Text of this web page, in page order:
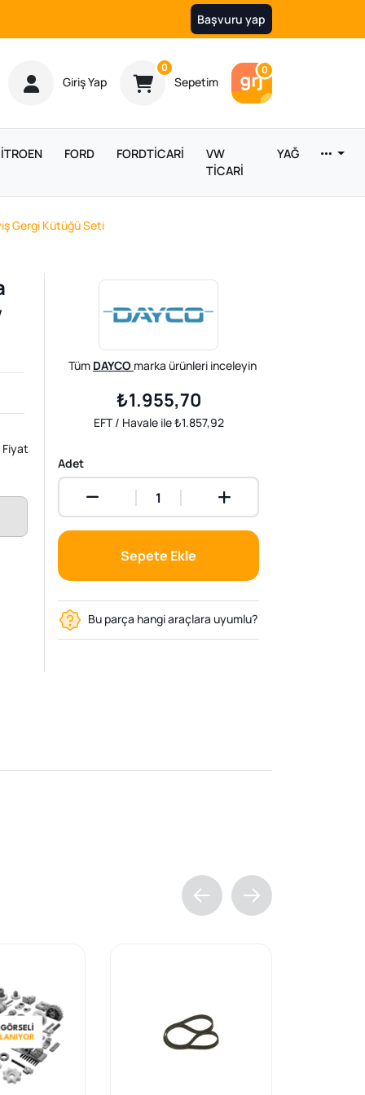
Başvuru yap
Giriş Yap
0Ürün sayısı
Sepetim
0Araç sayısı
FORD FORDTİCARİ
VW
TİCARİ
YAĞ
Gergi Kütüğü Seti
Fiyat
Tüm DAYCO marka ürünleri inceleyin
₺1.955,70
EFT / Havale ile ₺1.857,92
Adet
Sepete Ekle
Bu parça hangi araçlara uyumlu?